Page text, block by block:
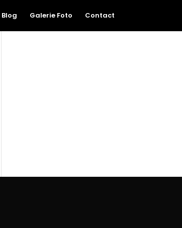
Blog Galerie Foto Contact